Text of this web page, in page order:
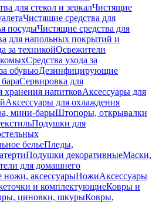
для стекол и зеркалЧистящие
Чистящие средства для
посудыЧистящие средства для
для напольных покрытий и
за техникойОсвежители
Средства ухода за
обувьюДезинфицирующие
Сервировка для
хранения напитковАксессуары для
Аксессуары для охлаждения
мини-барыШтопоры, открывалки
Подушки для
бельеПледы,
Подушки декоративныеМаски,
для домашнего
ножи, аксессуарыНожиАксессуары
и комплектующиеКовры и
циновки, шкурыКовры,